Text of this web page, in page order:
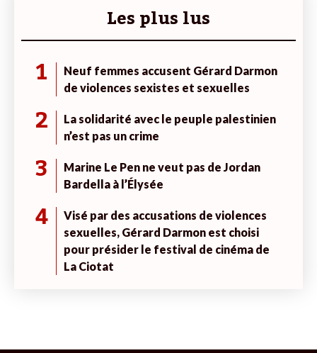
Les plus lus
1
Neuf femmes accusent Gérard Darmon
de violences sexistes et sexuelles
2
La solidarité avec le peuple palestinien
n’est pas un crime
3
Marine Le Pen ne veut pas de Jordan
Bardella à l’Élysée
4
Visé par des accusations de violences
sexuelles, Gérard Darmon est choisi
pour présider le festival de cinéma de
La Ciotat